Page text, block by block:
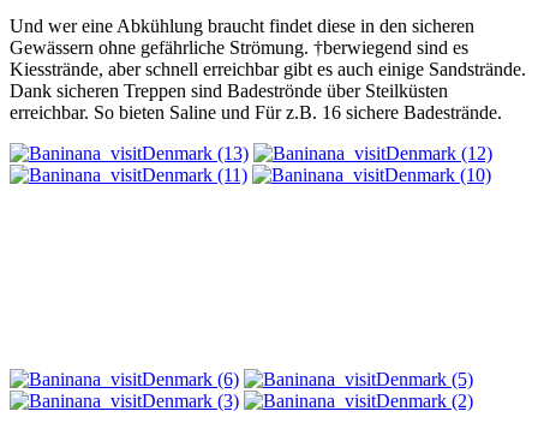
Und wer eine Abkühlung braucht findet diese in den sicheren
Gewässern ohne gefährliche Strömung. †berwiegend sind es
Kiesstrände, aber schnell erreichbar gibt es auch einige Sandstrände.
Dank sicheren Treppen sind Badeströnde über Steilküsten
erreichbar. So bieten Saline und Für z.B. 16 sichere Badestrände.